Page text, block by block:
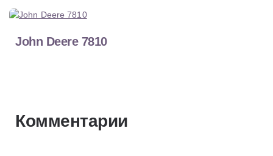
John Deere 7810
Комментарии